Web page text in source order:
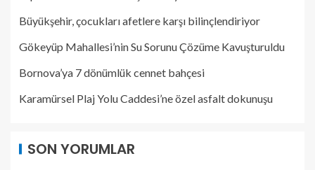
Büyükşehir, çocukları afetlere karşı bilinçlendiriyor
Gökeyüp Mahallesi’nin Su Sorunu Çözüme Kavuşturuldu
Bornova’ya 7 dönümlük cennet bahçesi
Karamürsel Plaj Yolu Caddesi’ne özel asfalt dokunuşu
SON YORUMLAR